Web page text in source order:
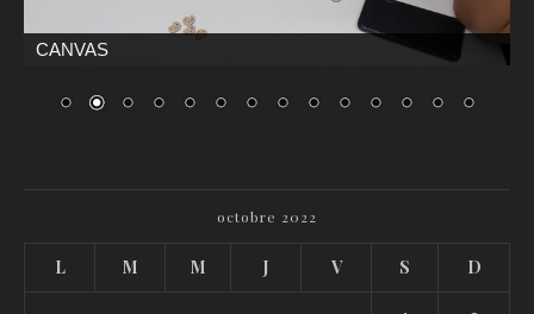
CANVAS
octobre 2022
L M M J V S D